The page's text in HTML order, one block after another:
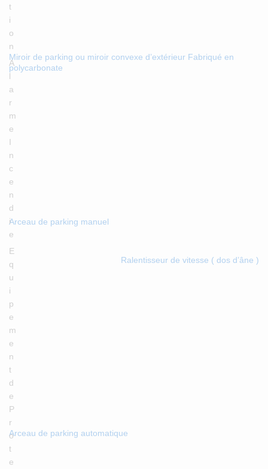
Miroir de parking ou miroir convexe d’extérieur Fabriqué en
polycarbonate
Arceau de parking manuel
Ralentisseur de vitesse ( dos d’âne )
Arceau de parking automatique
t
i
o
n
A
l
a
r
m
e
I
n
c
e
n
d
i
e
E
q
u
i
p
e
m
e
n
t
d
e
P
r
o
t
e